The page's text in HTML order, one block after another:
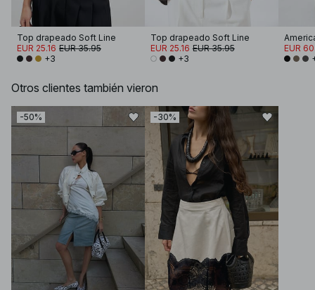
Top drapeado Soft Line
EUR 25.16 EUR 35.95
+3
Top drapeado Soft Line
EUR 25.16 EUR 35.95
+3
EUR
Otros clientes también vieron
-50% -30%